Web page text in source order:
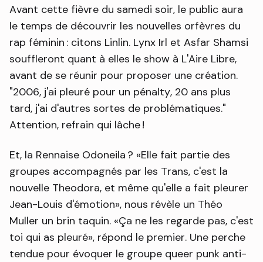
Avant cette fièvre du samedi soir, le public aura
le temps de découvrir les nouvelles orfèvres du
rap féminin : citons Linlin. Lynx Irl et Asfar Shamsi
souffleront quant à elles le show à L'Aire Libre,
avant de se réunir pour proposer une création.
"2006, j'ai pleuré pour un pénalty, 20 ans plus
tard, j'ai d'autres sortes de problématiques."
Attention, refrain qui lâche !
Et, la Rennaise Odoneila ?
Elle fait partie des
groupes accompagnés par les Trans, c'est la
nouvelle Theodora, et même qu'elle a fait pleurer
Jean-Louis d'émotion , nous révèle un Théo
Muller un brin taquin. Ça ne les regarde pas, c'est
toi qui as pleuré , répond le premier. Une perche
tendue pour évoquer le groupe queer punk anti-